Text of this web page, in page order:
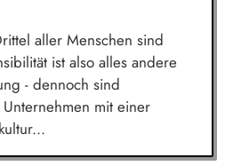
aller Menschen sind
ist also alles andere
- dennoch sind
mit einer